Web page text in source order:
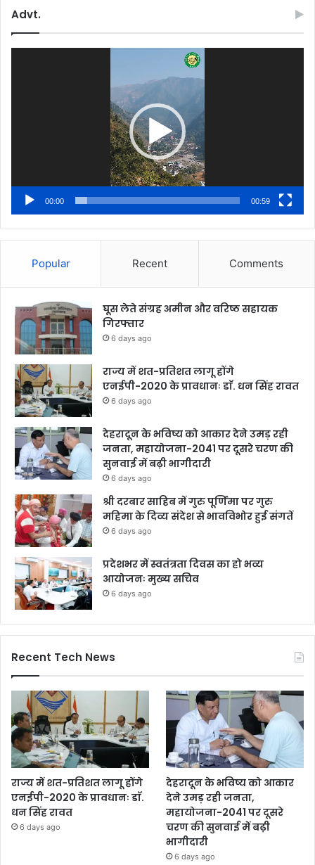
Advt.
00:00 00:59
Popular Recent Comments
घूस लेते संग्रह अमीन और वरिष्ठ सहायक
गिरफ्तार
6 days ago
राज्य में शत-प्रतिशत लागू होंगे
एनईपी-2020 के प्रावधानः डाॅ. धन सिंह रावत
6 days ago
देहरादून के भविष्य को आकार देने उमड़ रही
जनता, महायोजना-2041 पर दूसरे चरण की
सुनवाई में बढ़ी भागीदारी
6 days ago
श्री दरबार साहिब में गुरु पूर्णिमा पर गुरु
महिमा के दिव्य संदेश से भावविभोर हुई संगतें
6 days ago
प्रदेशभर में स्वतंत्रता दिवस का हो भव्य
आयोजनः मुख्य सचिव
6 days ago
Recent Tech News
राज्य में शत-प्रतिशत लागू होंगे
एनईपी-2020 के प्रावधानः डाॅ.
धन सिंह रावत
6 days ago
देहरादून के भविष्य को आकार
देने उमड़ रही जनता,
महायोजना-2041 पर दूसरे
चरण की सुनवाई में बढ़ी
भागीदारी
6 days ago